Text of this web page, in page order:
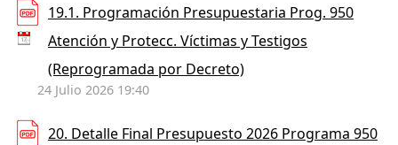
19.1. Programación Presupuestaria Prog. 950
Atención y Protecc. Víctimas y Testigos
(Reprogramada por Decreto)
24 Julio 2026 19:40
20. Detalle Final Presupuesto 2026 Programa 950